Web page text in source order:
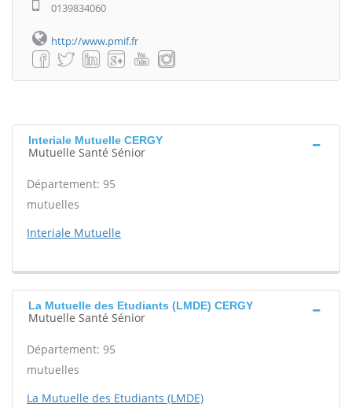
0139834060
http://www.pmif.fr
Interiale Mutuelle CERGY
Mutuelle Santé Sénior
Département: 95
mutuelles
Interiale Mutuelle
La Mutuelle des Etudiants (LMDE) CERGY
Mutuelle Santé Sénior
Département: 95
mutuelles
La Mutuelle des Etudiants (LMDE)